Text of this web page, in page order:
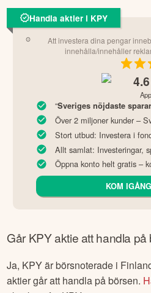
Handla aktier i KPY
Att investera dina pengar
innehålla/innehåller
4.6
“Sveriges nöjdaste
Över 2 miljoner kunder –
Stort utbud: Investera i
Allt samlat: Investeringar,
Öppna konto helt gratis –
KOM
GårKPYaktie att handla på
Ja, KPYär börsnoterade i
aktier går att handla på börsen.